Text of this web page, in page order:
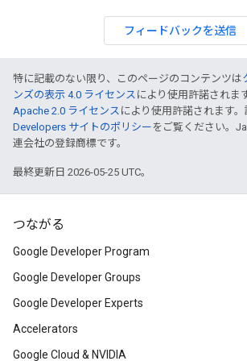
フィードバックを送信
特に記載のない限り、このページのコンテンツは
ンズの表示 4.0 ライセンス により使用許諾されま
Apache 2.0 ライセンス により使用許諾されます。
Developers サイトのポリシー をご覧ください。
連会社の登録商標です。
最終更新日 2026-05-25 UTC。
つながる
Google Developer Program
Google Developer Groups
Google Developer Experts
Accelerators
Google Cloud & NVIDIA